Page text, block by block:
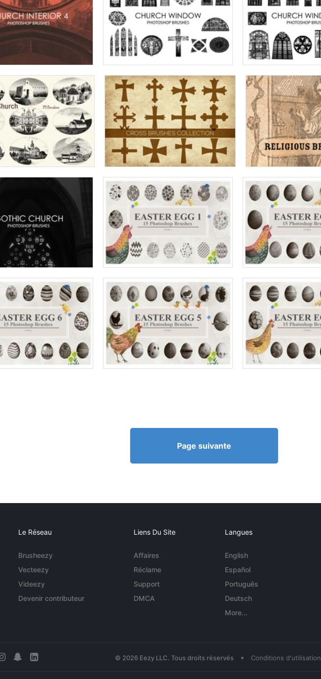
Page suivante
Le Réseau
Brusheezy
Vecteezy
Videezy
Devenir contributeur
Liens Du Site
Affaires
Réclame
Support
DMCA
Langues
English
Español
Português
Deutsch
More...
© 2026 Eezy LLC. Tous droits réservés • Conditions d'utilisation